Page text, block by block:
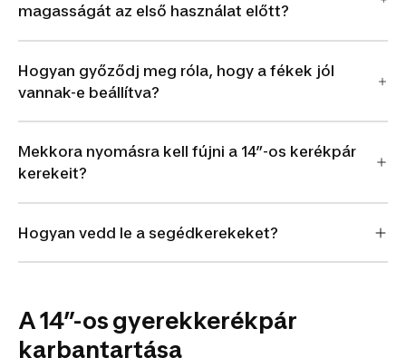
magasságát az első használat előtt?
Hogyan győződj meg róla, hogy a fékek jól
vannak-e beállítva?
Mekkora nyomásra kell fújni a 14”-os kerékpár
kerekeit?
Hogyan vedd le a segédkerekeket?
A 14”-os gyerekkerékpár
karbantartása